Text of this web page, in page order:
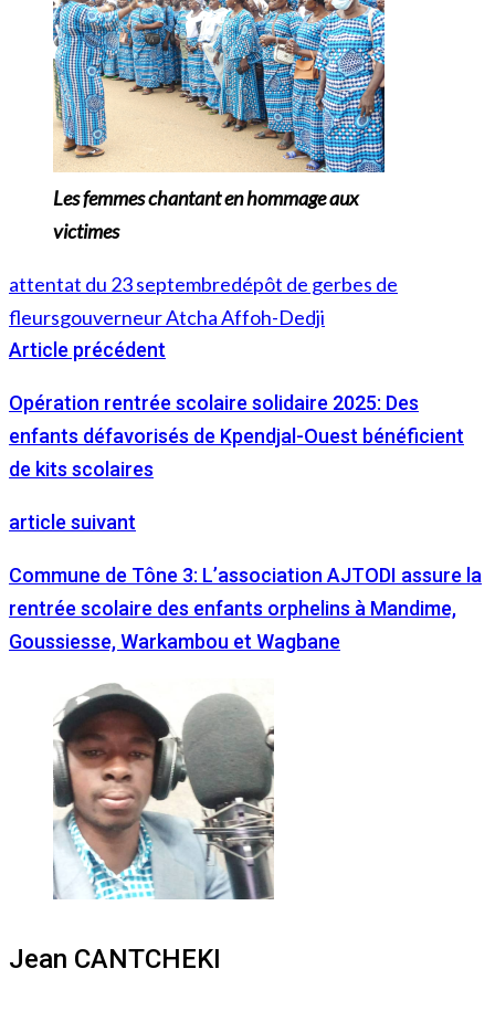
Les femmes chantant en hommage aux
victimes
attentat du 23 septembredépôt de gerbes de
fleursgouverneur Atcha Affoh-Dedji
Article précédent
Opération rentrée scolaire solidaire 2025: Des
enfants défavorisés de Kpendjal-Ouest bénéficient
de kits scolaires
article suivant
Commune de Tône 3: L’association AJTODI assure la
rentrée scolaire des enfants orphelins à Mandime,
Goussiesse, Warkambou et Wagbane
Jean CANTCHEKI